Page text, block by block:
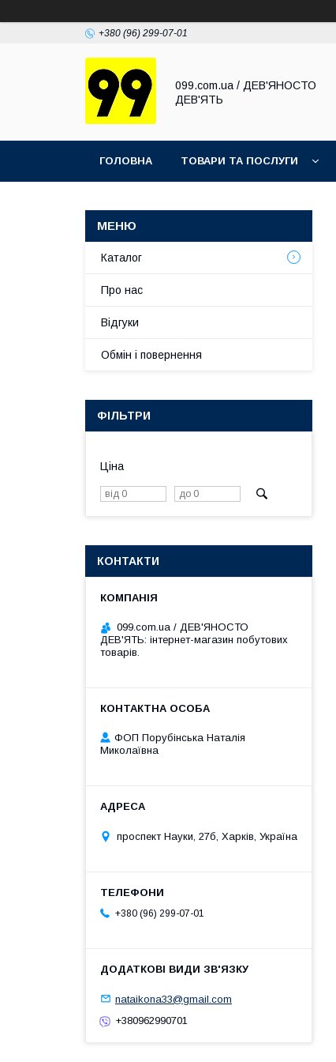
+380 (96) 299-07-01
099.com.ua / ДЕВ'ЯНОСТО
ДЕВ'ЯТЬ
ГОЛОВНА ТОВАРИ ТА ПОСЛУГИ
Каталог
Про нас
Відгуки
Обмін і повернення
ФІЛЬТРИ
Ціна
КОНТАКТИ
099.com.ua / ДЕВ'ЯНОСТО
ДЕВ'ЯТЬ: інтернет-магазин побутових
товарів.
ФОП Порубінська Наталія
Миколаївна
проспект Науки, 27б, Харків, Україна
+380 (96) 299-07-01
nataikona33@gmail.com
+380962990701